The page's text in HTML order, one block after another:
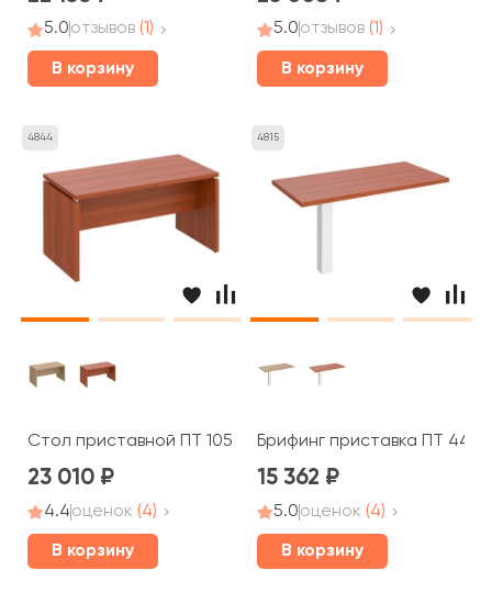
5.0отзывов (1)
В корзину
5.0отзывов (1)
В корзину
4844
Стол приставной ПТ 105 Patriot
23 010
4.4оценок (4)
В корзину
4815
Брифинг приставка ПТ 446
15 362
5.0оценок (4)
В корзину